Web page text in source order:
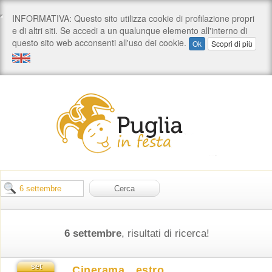
6 settembre, risultati di ricerca!
set